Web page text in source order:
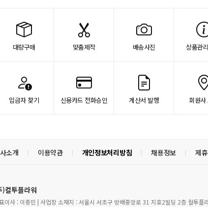
대량구매 맞춤제작 배송사진 상품관
입금자 찾기 신용카드 전화승인 계산서 발행 회원사
소개 | 이용약관 | 개인정보처리방침 | 채용정보 | 제
)컬투플라워
이사 : 이종민 | 사업장 소재지 : 서울시 서초구 방배중앙로 31 지호2빌딩 2층 컬투플